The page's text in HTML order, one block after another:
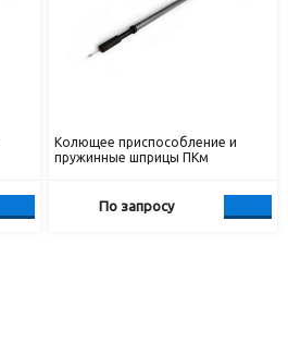
Колющее приспособление и
пружинные шприцы ПКм
По запросу